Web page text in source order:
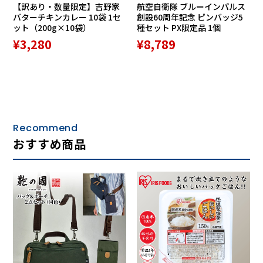
【訳あり・数量限定】吉野家
バターチキンカレー 10袋 1セ
ット（200g×10袋）
¥3,280
航空自衛隊 ブルーインパルス
創設60周年記念 ピンバッジ5
種セット PX限定品 1個
¥8,789
Recommend
おすすめ商品